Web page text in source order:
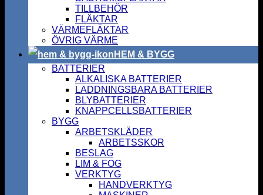
TILLBEHÖR
FLÄKTAR
VÄRMEFLÄKTAR
ÖVRIG VÄRME
HEM & BYGG
BATTERIER
ALKALISKA BATTERIER
LADDNINGSBARA BATTERIER
BLYBATTERIER
KNAPPCELLSBATTERIER
BYGG
ARBETSKLÄDER
ARBETSSKOR
BESLAG
LIM & FOG
VERKTYG
HANDVERKTYG